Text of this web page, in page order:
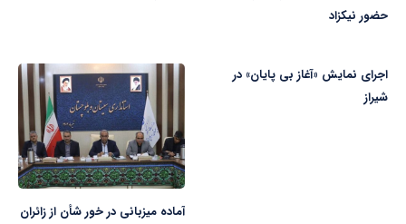
حضور نیکزاد
اجرای نمایش «آغاز بی پایان» در
شیراز
آماده میزبانی در خور شأن از زائران